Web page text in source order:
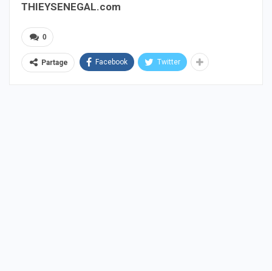
THIEYSENEGAL.com
0
Partage Facebook Twitter